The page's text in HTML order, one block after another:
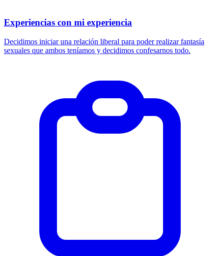
Experiencias con mi experiencia
Decidimos iniciar una relación liberal para poder realizar fantasía
sexuales que ambos teníamos y decidimos confesarnos todo.